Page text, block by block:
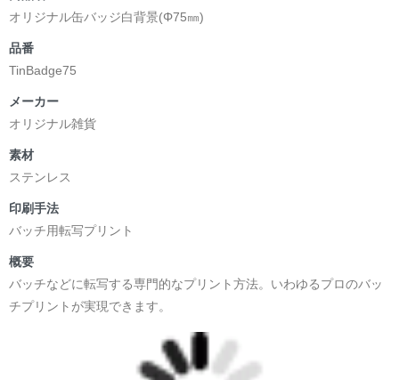
オリジナル缶バッジ白背景(Φ75㎜)
品番
TinBadge75
メーカー
オリジナル雑貨
素材
ステンレス
印刷手法
バッチ用転写プリント
概要
バッチなどに転写する専門的なプリント方法。いわゆるプロのバッ
チプリントが実現できます。